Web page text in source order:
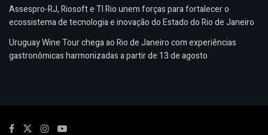
Assespro-RJ, Riosoft e TI Rio unem forças para fortalecer o
ecossistema de tecnologia e inovação do Estado do Rio de Janeiro
Uruguay Wine Tour chega ao Rio de Janeiro com experiências
gastronômicas harmonizadas a partir de 13 de agosto